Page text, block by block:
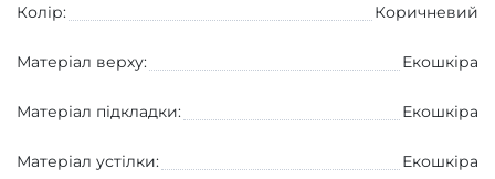
Колір: Коричневий
Матеріал верху: Екошкіра
Матеріал підкладки: Екошкіра
Матеріал устілки: Екошкіра